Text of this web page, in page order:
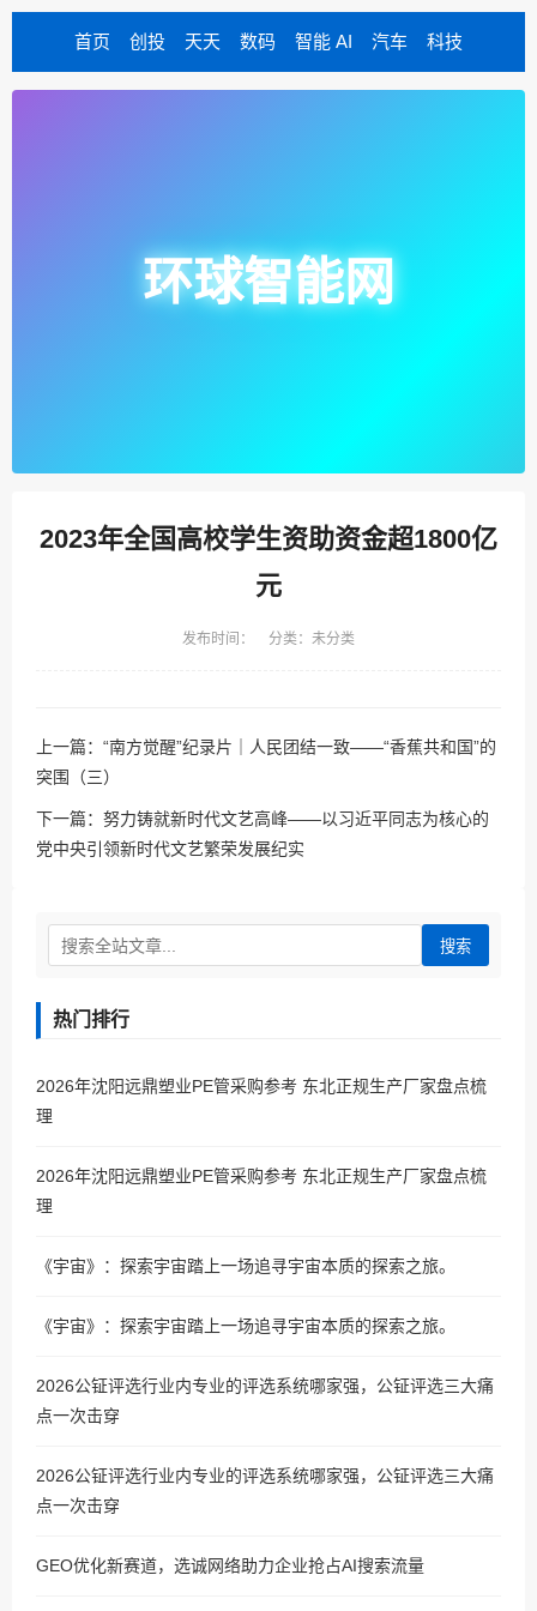
首页 创投 天天 数码 智能 AI 汽车 科技
环球智能网
2023年全国高校学生资助资金超1800亿
元
发布时间： 分类：未分类
上一篇： “南方觉醒”纪录片｜人民团结一致——“香蕉共和国”的
突围（三）
下一篇： 努力铸就新时代文艺高峰——以习近平同志为核心的
党中央引领新时代文艺繁荣发展纪实
搜索
热门排行
2026年沈阳远鼎塑业PE管采购参考 东北正规生产厂家盘点梳
理
2026年沈阳远鼎塑业PE管采购参考 东北正规生产厂家盘点梳
理
《宇宙》：探索宇宙踏上一场追寻宇宙本质的探索之旅。
《宇宙》：探索宇宙踏上一场追寻宇宙本质的探索之旅。
2026公钲评选行业内专业的评选系统哪家强，公钲评选三大痛
点一次击穿
2026公钲评选行业内专业的评选系统哪家强，公钲评选三大痛
点一次击穿
GEO优化新赛道，选诚网络助力企业抢占AI搜索流量